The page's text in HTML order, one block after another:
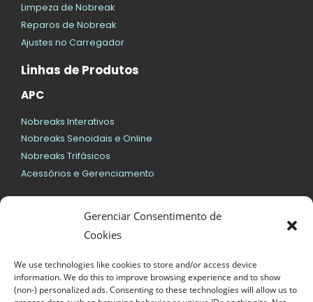
Gerenciar Consentimento de
Cookies
We use technologies like cookies to store and/or access device
information. We do this to improve browsing experience and to show
(non-) personalized ads. Consenting to these technologies will allow us to
Limpeza de Nobreak
Reparos de Nobreak
Ajustes no Carregador
Linhas de Produtos
APC
Nobreaks Interativos
Nobreaks Senoidais e Online
Nobreaks Trifásicos
Acessórios e Gerenciamento
SMS
Geral
Bateria para Nobreaks